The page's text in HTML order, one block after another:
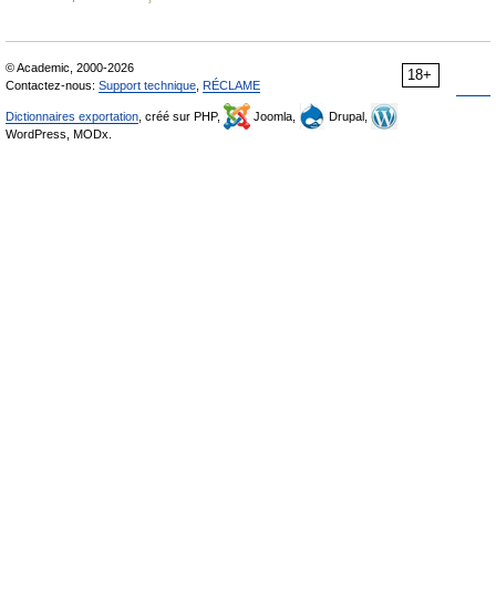
18+
© Academic, 2000-2026
Contactez-nous: Support technique RÉCLAME
Dictionnaires exportation , créé sur PHP, Joomla,
Drupal,
WordPress, MODx.